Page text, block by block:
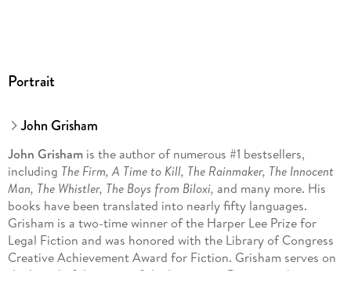
Portrait
John Grisham
John Grishamis the author of numerous #1 bestsellers,
including The Firm, A Time to Kill, The Rainmaker, The Innocent
Man, The Whistler, The Boys from Biloxi, and many more. His
books have been translated into nearly fifty languages.
Grisham is a two-time winner of the Harper Lee Prize for
Legal Fiction and was honored with the Library of Congress
Creative Achievement Award for Fiction. Grisham serves on
the board of directors of the Innocence Project and